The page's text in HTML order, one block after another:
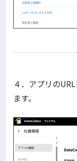
４．アプリの
ます。